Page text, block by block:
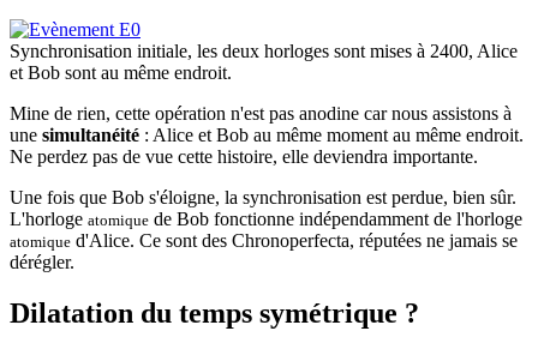
Synchronisation initiale, les deux horloges sont mises à 2400, Alice
et Bob sont au même endroit.
Mine de rien, cette opération n'est pas anodine car nous assistons à
une simultanéité : Alice et Bob au même moment au même endroit.
Ne perdez pas de vue cette histoire, elle deviendra importante.
Une fois que Bob s'éloigne, la synchronisation est perdue, bien sûr.
L'horloge atomique de Bob fonctionne indépendamment de l'horloge
atomique d'Alice. Ce sont des Chronoperfecta, réputées ne jamais se
dérégler.
Dilatation du temps symétrique ?